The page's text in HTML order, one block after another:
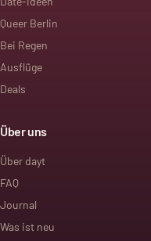
Queer Berlin
Bei Regen
Ausflüge
Deals
Über uns
Über dayt
FAQ
Journal
Was ist neu